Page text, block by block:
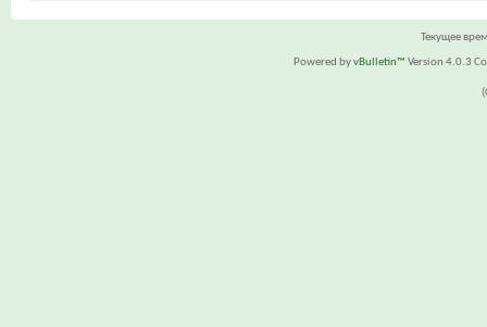
Текущее
Powered byvBulletin™ Version 4.0.3